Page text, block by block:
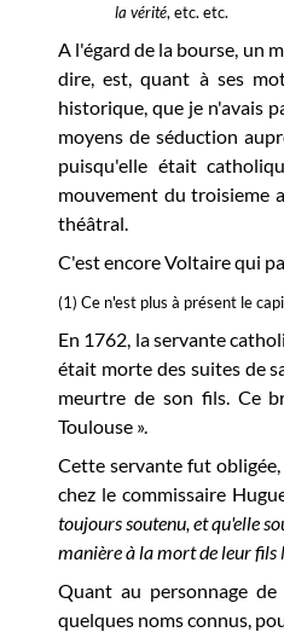
la vérité, etc. etc.
A l'égard de la bourse, un
dire, est, quant à ses
historique, que je n'avais
moyens de séduction
puisqu'elle était
mouvement du troisieme
théâtral.
C'est encore Voltaire qui
(1) Ce n'est plus à présent le
En 1762, la servante
était morte des suites de
meurtre de son fils. Ce
Toulouse ».
Cette servante fut
chez le commissaire
toujours soutenu, et qu'elle
manière à la mort de leur
Quant au personnage
quelques noms connus,